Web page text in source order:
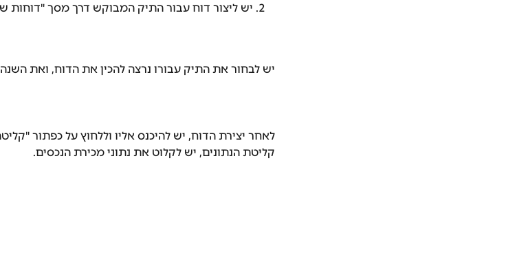
יש ליצור דוח עבור התיק המבוקש דרך מסך "דוחות
יש לבחור את התיק עבורו נרצה להכין את הדוח, ואת
לאחר יצירת הדוח, יש להיכנס אליו וללחוץ על כפתור
קליטת הנתונים, יש לקלוט את נתוני מכירת הנכסים.